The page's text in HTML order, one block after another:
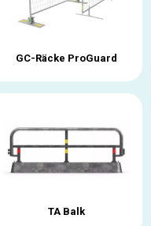
GC-Räcke ProGuard
TA Balk